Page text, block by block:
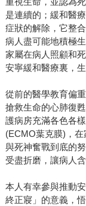
是連續的；緩和醫
症狀的解除，它整
病人盡可能地積極
家屬在病人照顧和
安寧緩和醫療裏，
從前的醫學教育偏
搶救生命的心肺復
護病房充滿各色各
(ECMO葉克膜)，
與死神奮戰到底的
受盡折磨，讓病人
本人有幸參與推動
終正寢」的意義，